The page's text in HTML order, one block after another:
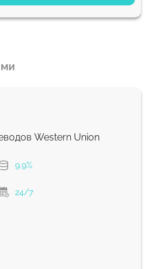
5 д
0%
Western Union
9.9%
24/7